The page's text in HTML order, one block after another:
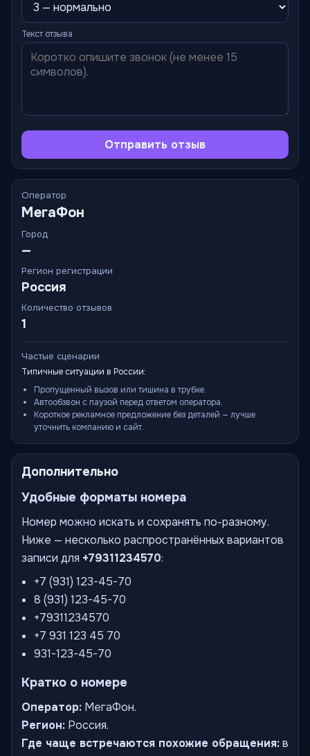
Текст отзыва
Отправить отзыв
Оператор
МегаФон
Город
—
Регион регистрации
Россия
Количество отзывов
1
Частые сценарии
Типичные ситуации в России:
Пропущенный вызов или тишина в трубке.
Автообзвон с паузой перед ответом оператора.
Короткое рекламное предложение без деталей — лучше
уточнить компанию и сайт.
Дополнительно
Удобные форматы номера
Номер можно искать и сохранять по-разному.
Ниже — несколько распространённых вариантов
записи для +79311234570:
+7 (931) 123-45-70
8 (931) 123-45-70
+79311234570
+7 931 123 45 70
931-123-45-70
Кратко о номере
Оператор: МегаФон.
Регион: Россия.
Где чаще встречаются похожие обращения:в